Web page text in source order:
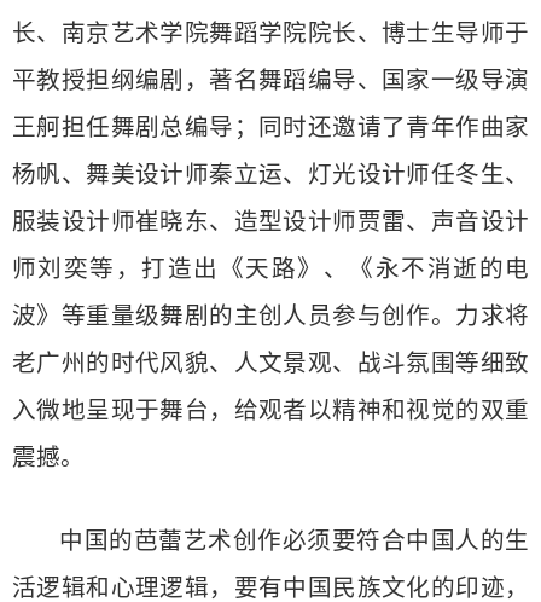
长、南京艺术学院舞蹈学院院长、博士生导师于
平教授担纲编剧，著名舞蹈编导、国家一级导演
王舸担任舞剧总编导；同时还邀请了青年作曲家
杨帆、舞美设计师秦立运、灯光设计师任冬生、
服装设计师崔晓东、造型设计师贾雷、声音设计
师刘奕等，打造出《天路》、《永不消逝的电
波》等重量级舞剧的主创人员参与创作。力求将
老广州的时代风貌、人文景观、战斗氛围等细致
入微地呈现于舞台，给观者以精神和视觉的双重
震撼。
中国的芭蕾艺术创作必须要符合中国人的生
活逻辑和心理逻辑，要有中国民族文化的印迹，